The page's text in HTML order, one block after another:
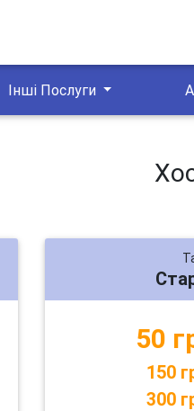
Інші Послуги
50
150
300